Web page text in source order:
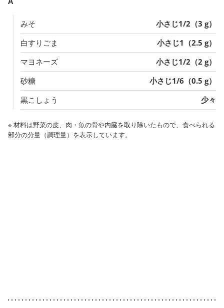
みそ
小さじ1/2（3 g）
白すりごま
小さじ1（2.5 g）
マヨネーズ
小さじ1/2（2 g）
砂糖
小さじ1/6（0.5 g）
黒こしょう
少々
※ 材料は野菜の皮、肉・魚の骨や内臓を取り除いたもので、食べられる
部分の分量（調理量）を表示しています。